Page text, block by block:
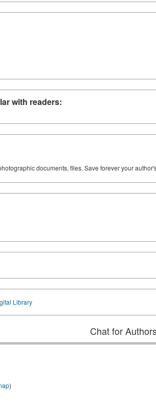
with readers:
documents, files. Save forever your
Library
Chat for
)